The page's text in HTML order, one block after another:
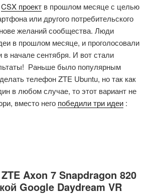
CSX проект в прошлом месяце с целью
или другого потребительского
желаний сообщества. Люди
в прошлом месяце, и проголосовали
начале сентября. И вот стали
Раньше было популярным
телефон ZTE Ubuntu, но так как
в любом случае, то этот вариант не
вместо него победили три идеи :
Axon 7 Snapdragon 820
Google Daydream VR